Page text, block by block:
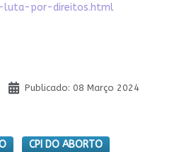
luta-por-direitos.html
Publicado: 08 Março 2024
CPI DO ABORTO